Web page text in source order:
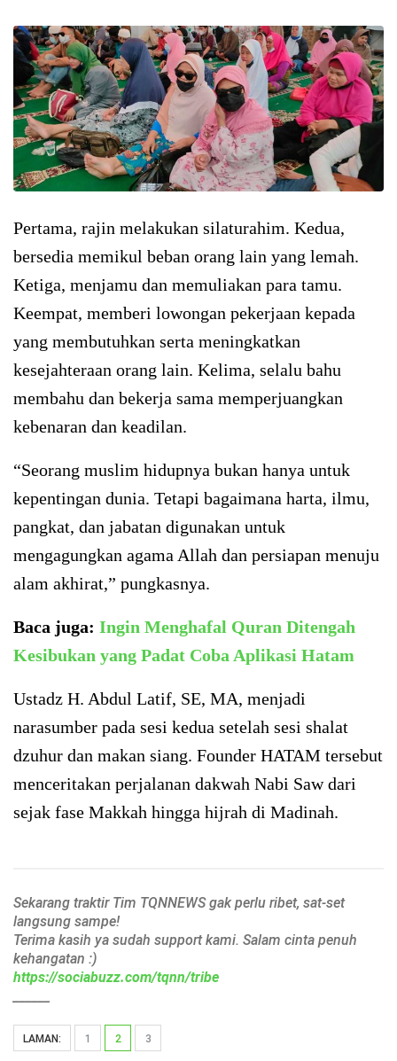
Pertama, rajin melakukan silaturahim. Kedua,
bersedia memikul beban orang lain yang lemah.
Ketiga, menjamu dan memuliakan para tamu.
Keempat, memberi lowongan pekerjaan kepada
yang membutuhkan serta meningkatkan
kesejahteraan orang lain. Kelima, selalu bahu
membahu dan bekerja sama memperjuangkan
kebenaran dan keadilan.
“Seorang muslim hidupnya bukan hanya untuk
kepentingan dunia. Tetapi bagaimana harta, ilmu,
pangkat, dan jabatan digunakan untuk
mengagungkan agama Allah dan persiapan menuju
alam akhirat,” pungkasnya.
Baca juga: Ingin Menghafal Quran Ditengah
Kesibukan yang Padat Coba Aplikasi Hatam
Ustadz H. Abdul Latif, SE, MA, menjadi
narasumber pada sesi kedua setelah sesi shalat
dzuhur dan makan siang. Founder HATAM tersebut
menceritakan perjalanan dakwah Nabi Saw dari
sejak fase Makkah hingga hijrah di Madinah.
Sekarang traktir Tim TQNNEWS gak perlu ribet, sat-set
langsung sampe!
Terima kasih ya sudah support kami. Salam cinta penuh
kehangatan :)
https://sociabuzz.com/tqnn/tribe
LAMAN: 1 2 3